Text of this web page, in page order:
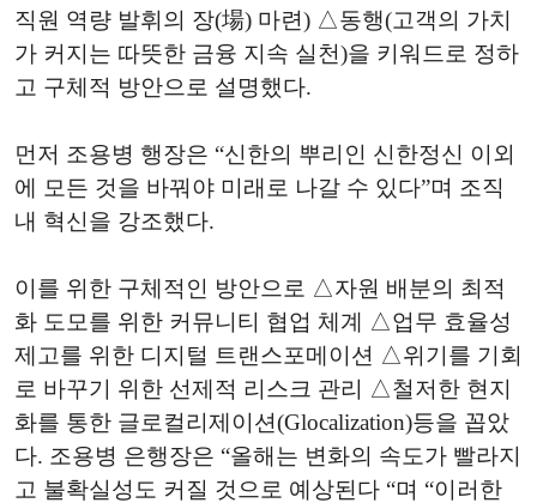
직원 역량 발휘의 장(場) 마련) △동행(고객의 가치
가 커지는 따뜻한 금융 지속 실천)을 키워드로 정하
고 구체적 방안으로 설명했다.
먼저 조용병 행장은 “신한의 뿌리인 신한정신 이외
에 모든 것을 바꿔야 미래로 나갈 수 있다”며 조직
내 혁신을 강조했다.
이를 위한 구체적인 방안으로 △자원 배분의 최적
화 도모를 위한 커뮤니티 협업 체계 △업무 효율성
제고를 위한 디지털 트랜스포메이션 △위기를 기회
로 바꾸기 위한 선제적 리스크 관리 △철저한 현지
화를 통한 글로컬리제이션(Glocalization)등을 꼽았
다. 조용병 은행장은 “올해는 변화의 속도가 빨라지
고 불확실성도 커질 것으로 예상된다 “며 “이러한